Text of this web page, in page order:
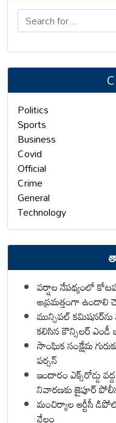
Politics
Sports
Business
Covid
Official
Crime
General
Technology
వర్షాల నేపథ్యంలో
అప్రమత్తంగా ఉండాలి
మున్సిపల్
కలిసిన కౌన్సిలర్ ఎండీ
సాంఘిక సంక్షేమ
పర్సన్
ఇందారం ఎక్స్‌రోడ్డు
నివారణకు జైపూర్
మంచిర్యాల ఆర్టీసీ
వేలం